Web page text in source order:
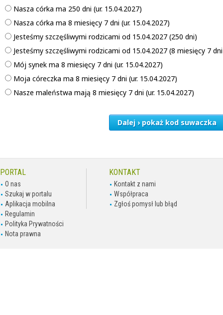
Nasza córka ma 250 dni (ur. 15.04.2027)
Nasza córka ma 8 miesięcy 7 dni (ur. 15.04.2027)
Jesteśmy szczęśliwymi rodzicami od 15.04.2027 (250 dni)
Jesteśmy szczęśliwymi rodzicami od 15.04.2027 (8 miesięcy 7
Mój synek ma 8 miesięcy 7 dni (ur. 15.04.2027)
Moja córeczka ma 8 miesięcy 7 dni (ur. 15.04.2027)
Nasze maleństwa mają 8 miesięcy 7 dni (ur. 15.04.2027)
Dalej › pokaż kod suwaczka
PORTAL
O nas
Szukaj w portalu
Aplikacja mobilna
Regulamin
Polityka Prywatności
Nota prawna
KONTAKT
Kontakt z nami
Współpraca
Zgłoś pomysł lub błąd